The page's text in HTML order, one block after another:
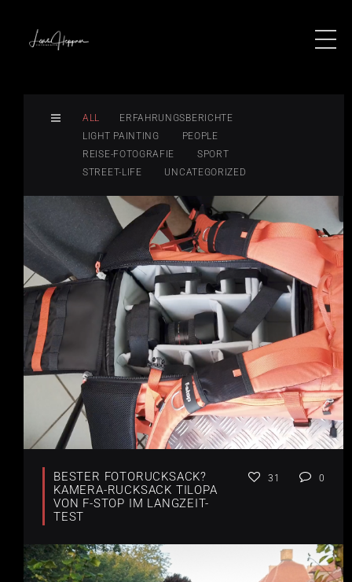
ALL
ERFAHRUNGSBERICHTE
LIGHT PAINTING
PEOPLE
REISE-FOTOGRAFIE
SPORT
STREET-LIFE
UNCATEGORIZED
BESTER FOTORUCKSACK?
KAMERA-RUCKSACK TILOPA
VON F-STOP IM LANGZEIT-
TEST
31 0